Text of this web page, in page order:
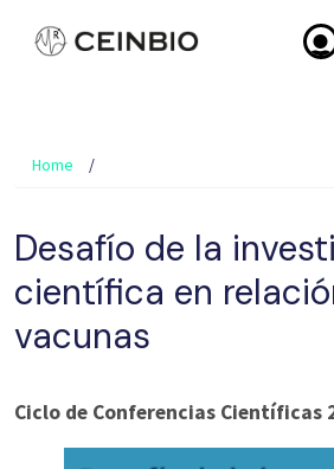
Skip
Home
Desafío de la
científica en
vacunas
Ciclo de Conferencias Científicas